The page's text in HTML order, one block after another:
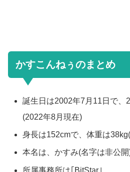
かすこんねぅのまとめ
誕生日は2002年7月11日で、
(2022年8月現在)
身長は152cmで、体重は
本名は、かすみ(名字は非公
所属事務所は｢BitStar｣